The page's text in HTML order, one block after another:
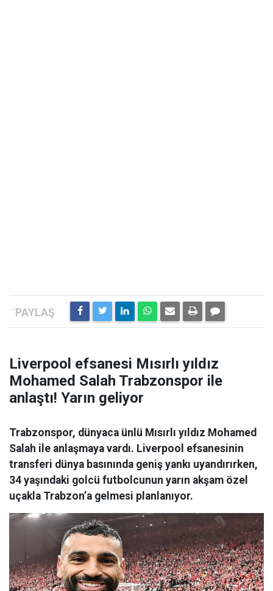
Liverpool efsanesi Mısırlı yıldız
Mohamed Salah Trabzonspor ile
anlaştı! Yarın geliyor
Trabzonspor, dünyaca ünlü Mısırlı yıldız Mohamed
Salah ile anlaşmaya vardı. Liverpool efsanesinin
transferi dünya basınında geniş yankı uyandırırken,
34 yaşındaki golcü futbolcunun yarın akşam özel
uçakla Trabzon’a gelmesi planlanıyor.